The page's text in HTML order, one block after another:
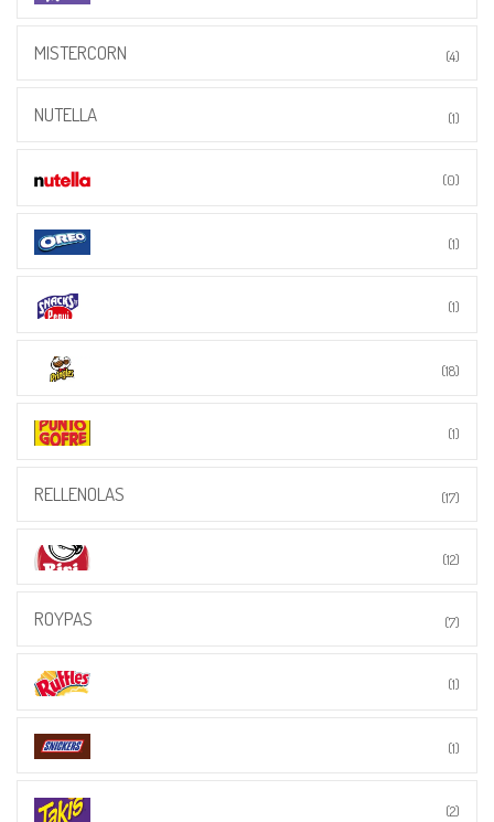
MISTERCORN (4)
NUTELLA (1)
(0)
(1)
(1)
(18)
(1)
RELLENOLAS (17)
(12)
ROYPAS (7)
(1)
(1)
(2)